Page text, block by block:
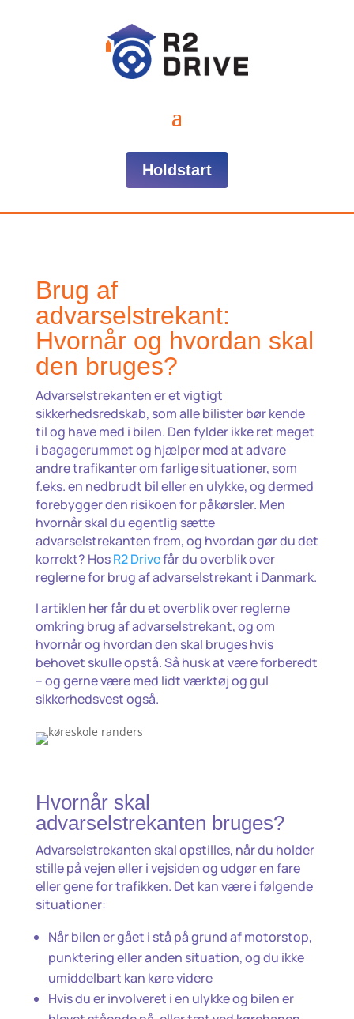
Holdstart
Brug af
advarselstrekant:
Hvornår og hvordan skal
den bruges?
Advarselstrekanten er et vigtigt
sikkerhedsredskab, som alle bilister bør kende
til og have med i bilen. Den fylder ikke ret meget
i bagagerummet og hjælper med at advare
andre trafikanter om farlige situationer, som
f.eks. en nedbrudt bil eller en ulykke, og dermed
forebygger den risikoen for påkørsler. Men
hvornår skal du egentlig sætte
advarselstrekanten frem, og hvordan gør du det
korrekt? HosR2 Drivefår du overblik over
reglerne for brug af advarselstrekant i Danmark.
I artiklen her får du et overblik over reglerne
omkring brug af advarselstrekant, og om
hvornår og hvordan den skal bruges hvis
behovet skulle opstå. Så husk at være forberedt
– og gerne være med lidt værktøj og gul
sikkerhedsvest også.
Hvornår skal
advarselstrekanten bruges?
Advarselstrekanten skal opstilles, når du holder
stille på vejen eller i vejsiden og udgør en fare
eller gene for trafikken. Det kan være i følgende
situationer:
Når bilen er gået i stå på grund af motorstop,
punktering eller anden situation, og du ikke
umiddelbart kan køre videre
Hvis du er involveret i en ulykke og bilen er